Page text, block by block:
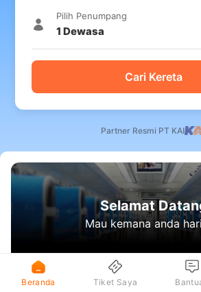
Pilih Penumpang
1 Dewasa
Cari Kereta
Partner Resmi PT KAI
Selamat
Mau kemana anda
Beranda Tiket Saya